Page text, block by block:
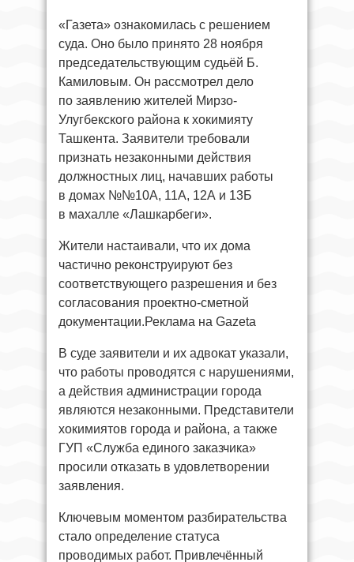
«Газета» ознакомилась с решением
суда. Оно было принято 28 ноября
председательствующим судьёй Б.
Камиловым. Он рассмотрел дело
по заявлению жителей Мирзо-
Улугбекского района к хокимияту
Ташкента. Заявители требовали
признать незаконными действия
должностных лиц, начавших работы
в домах №№10А, 11А, 12А и 13Б
в махалле «Лашкарбеги».
Жители настаивали, что их дома
частично реконструируют без
соответствующего разрешения и без
согласования проектно-сметной
документации.Реклама на Gazeta
В суде заявители и их адвокат указали,
что работы проводятся с нарушениями,
а действия администрации города
являются незаконными. Представители
хокимиятов города и района, а также
ГУП «Служба единого заказчика»
просили отказать в удовлетворении
заявления.
Ключевым моментом разбирательства
стало определение статуса
проводимых работ. Привлечённый